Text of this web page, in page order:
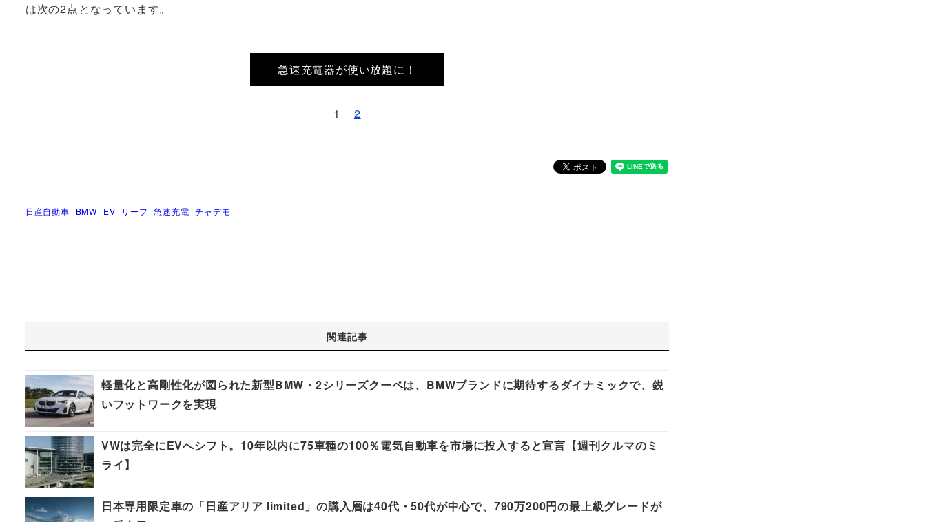
は次の2点となっています。
急速充電器が使い放題に！
1 2
日産自動車 BMW EV リーフ 急速充電 チャデモ
関連記事
軽量化と高剛性化が図られた新型BMW・2シリーズクーペは、BMWブランドに期待するダイナミックで、鋭
いフットワークを実現
VWは完全にEVへシフト。10年以内に75車種の100％電気自動車を市場に投入すると宣言【週刊クルマのミ
ライ】
日本専用限定車の「日産アリア limited」の購入層は40代・50代が中心で、790万200円の最上級グレードが